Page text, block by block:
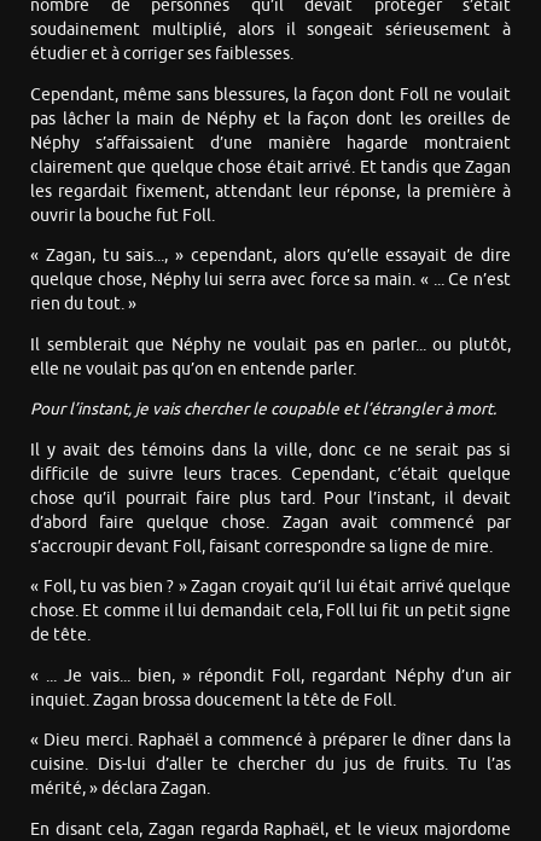
nombre de personnes qu’il devait protéger s’était
soudainement multiplié, alors il songeait sérieusement à
étudier et à corriger ses faiblesses.
Cependant, même sans blessures, la façon dont Foll ne voulait
pas lâcher la main de Néphy et la façon dont les oreilles de
Néphy s’affaissaient d’une manière hagarde montraient
clairement que quelque chose était arrivé. Et tandis que Zagan
les regardait fixement, attendant leur réponse, la première à
ouvrir la bouche fut Foll.
« Zagan, tu sais..., » cependant, alors qu’elle essayait de dire
quelque chose, Néphy lui serra avec force sa main. « ... Ce n’est
rien du tout. »
Il semblerait que Néphy ne voulait pas en parler... ou plutôt,
elle ne voulait pas qu’on en entende parler.
Pour l’instant, je vais chercher le coupable et l’étrangler à mort.
Il y avait des témoins dans la ville, donc ce ne serait pas si
difficile de suivre leurs traces. Cependant, c’était quelque
chose qu’il pourrait faire plus tard. Pour l’instant, il devait
d’abord faire quelque chose. Zagan avait commencé par
s’accroupir devant Foll, faisant correspondre sa ligne de mire.
« Foll, tu vas bien ? » Zagan croyait qu’il lui était arrivé quelque
chose. Et comme il lui demandait cela, Foll lui fit un petit signe
de tête.
« ... Je vais... bien, » répondit Foll, regardant Néphy d’un air
inquiet. Zagan brossa doucement la tête de Foll.
« Dieu merci. Raphaël a commencé à préparer le dîner dans la
cuisine. Dis-lui d’aller te chercher du jus de fruits. Tu l’as
mérité, » déclara Zagan.
En disant cela, Zagan regarda Raphaël, et le vieux majordome